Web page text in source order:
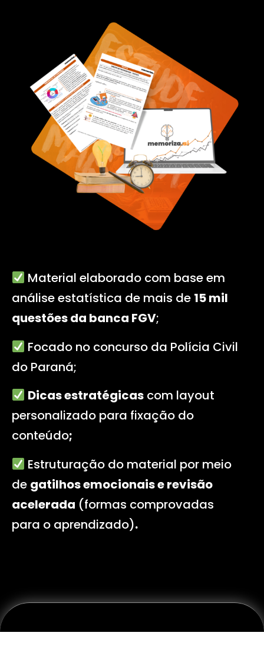
Material elaborado com base em
análise estatística de mais de 15 mil
questões da banca FGV;
Focado no concurso da Polícia Civil
do Paraná;
Dicas estratégicascom layout
personalizado para fixação do
conteúdo;
Estruturação do material por meio
de gatilhos emocionais e revisão
acelerada (formas comprovadas
para o aprendizado).
Veja abaixo como vai ser